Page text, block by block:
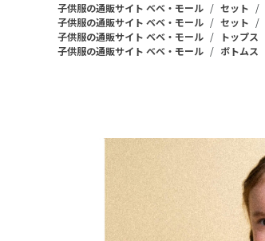
子供服の通販サイト ベベ・モール セット
子供服の通販サイト ベベ・モール
セット
子供服の通販サイト ベベ・モール
トップス
子供服の通販サイト ベベ・モール
ボトムス